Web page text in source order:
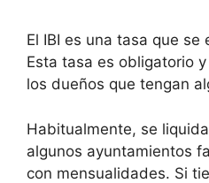
El IBI es una tasa que se
Esta tasa es obligatorio
los dueños que tengan
Habitualmente, se
algunos ayuntamientos
con mensualidades. Si